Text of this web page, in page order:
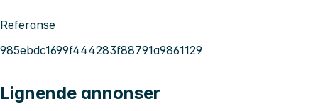
Referanse
985ebdc1699f444283f88791a9861129
Lignende annonser